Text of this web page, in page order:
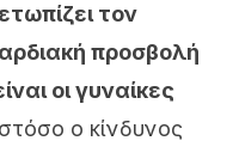
τον
προσβολή
οι γυναίκες
ο κίνδυνος